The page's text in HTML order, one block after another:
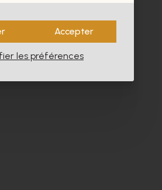
Accepter
les préférences